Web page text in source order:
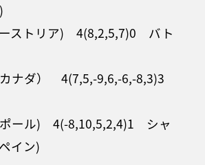
ストリア) 4(8,2,5,7)0 バト
ナダ） 4(7,5,-9,6,-6,-8,3)3
ール) 4(-8,10,5,2,4)1 シャ
イン)